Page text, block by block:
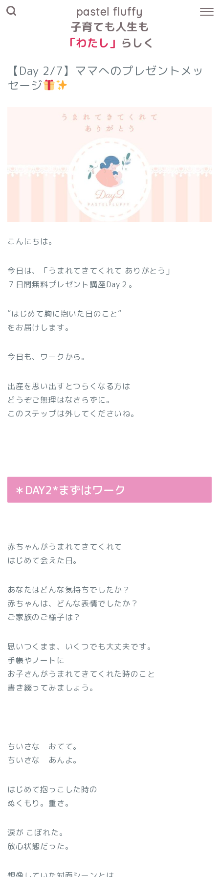
pastel fluffy
子育ても人生も
「わたし」 らしく
【Day 2/7】ママへのプレゼントメッ
セージ
こんにちは。
今日は、「うまれてきてくれて ありがとう」
７日間無料プレゼント講座Day２。
”はじめて胸に抱いた日のこと”
をお届けします。
今日も、ワークから。
出産を思い出すとつらくなる方は
どうぞご無理はなさらずに。
このステップは外してくださいね。
＊DAY2*まずはワーク
赤ちゃんがうまれてきてくれて
はじめて会えた日。
あなたはどんな気持ちでしたか？
赤ちゃんは、どんな表情でしたか？
ご家族のご様子は？
思いつくまま、いくつでも大丈夫です。
手帳やノートに
お子さんがうまれてきてくれた時のこと
書き綴ってみましょう。
ちいさな おてて。
ちいさな あんよ。
はじめて抱っこした時の
ぬくもり。重さ。
涙が こぼれた。
放心状態だった。